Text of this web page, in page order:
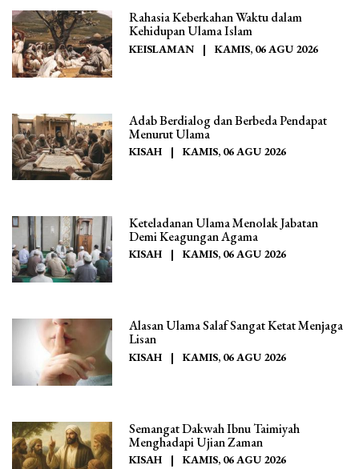
Rahasia Keberkahan Waktu dalam
Kehidupan Ulama Islam
KEISLAMAN | KAMIS, 06 AGU 2026
Adab Berdialog dan Berbeda Pendapat
Menurut Ulama
KISAH | KAMIS, 06 AGU 2026
Keteladanan Ulama Menolak Jabatan
Demi Keagungan Agama
KISAH | KAMIS, 06 AGU 2026
Alasan Ulama Salaf Sangat Ketat Menjaga
Lisan
KISAH | KAMIS, 06 AGU 2026
Semangat Dakwah Ibnu Taimiyah
Menghadapi Ujian Zaman
KISAH | KAMIS, 06 AGU 2026